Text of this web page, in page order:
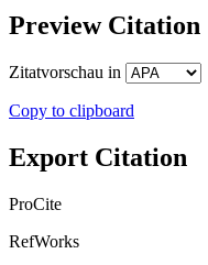
Preview Citation
Zitatvorschau in
Copy to clipboard
Export Citation
ProCite
RefWorks